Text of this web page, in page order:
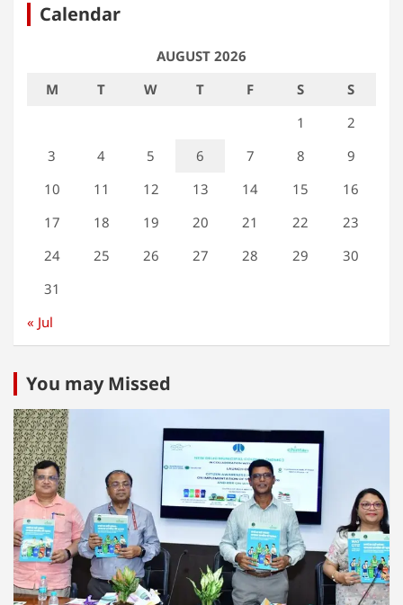
Calendar
AUGUST 2026
M
T W T F S
S
1
2
3
4 5 6 7 8
9
10
11 12 13 14 15
16
17
18 19 20 21 22
23
24
25 26 27 28 29
30
31
« Jul
You may Missed